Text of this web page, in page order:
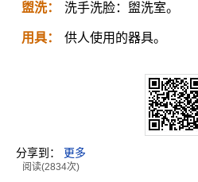
盥洗： 洗手洗脸：盥洗室。
用具： 供人使用的器具。
分享到： 更多
阅读(2834次)